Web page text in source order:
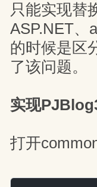
只能实现替
ASP.NET、
的时候是区
了该问题。
实现
打开